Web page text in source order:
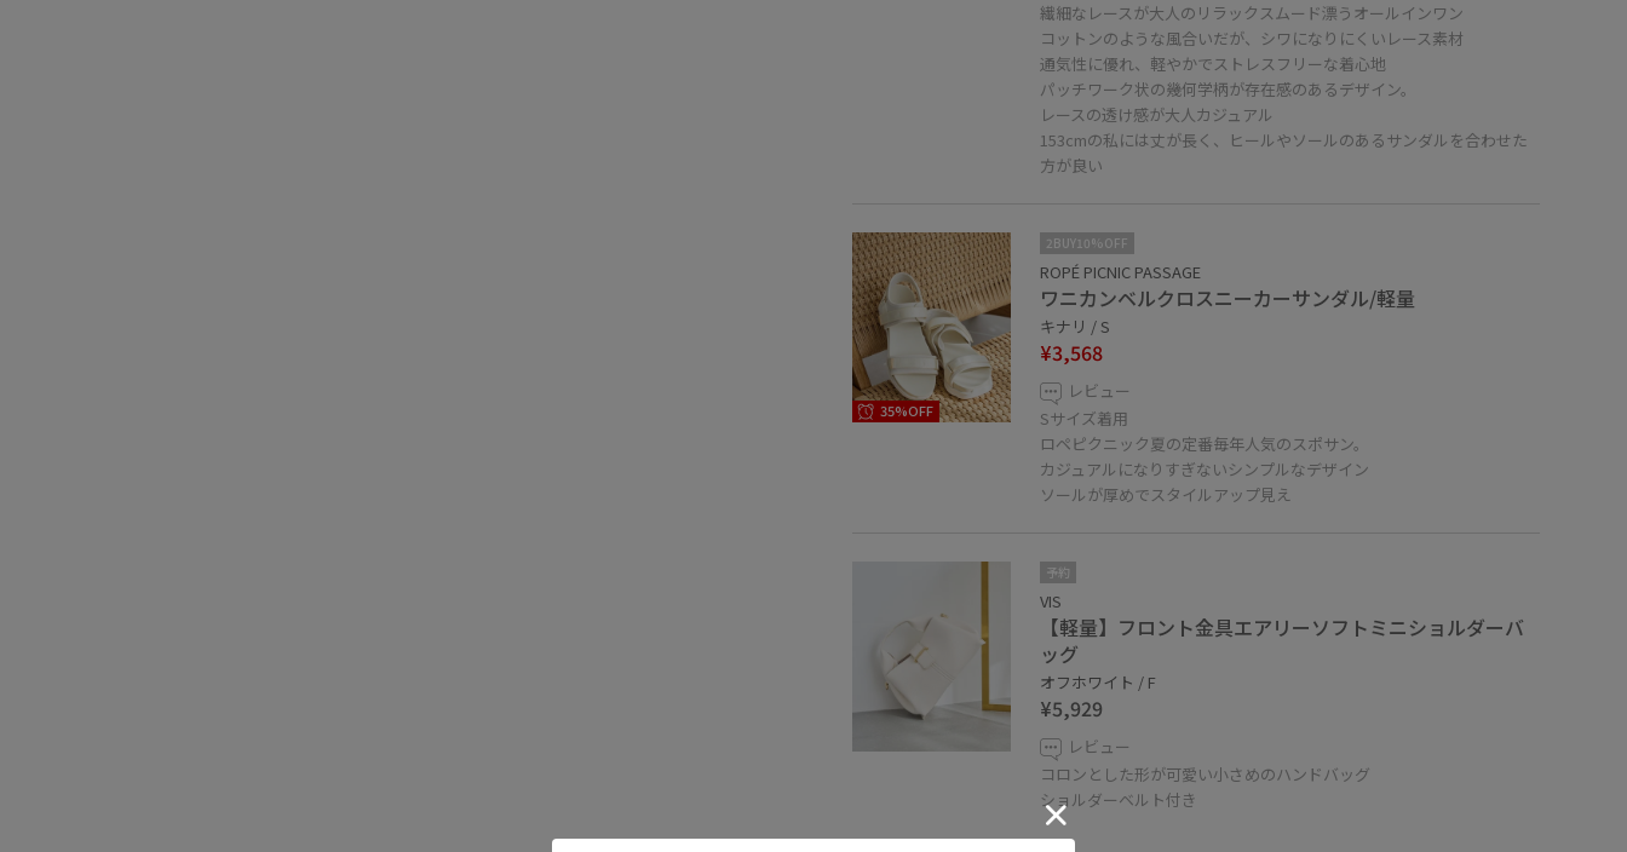
繊細なレースが大人のリラックスムード漂うオールインワン
コットンのような風合いだが、シワになりにくいレース素材
通気性に優れ、軽やかでストレスフリーな着心地
パッチワーク状の幾何学柄が存在感のあるデザイン。
レースの透け感が大人カジュアル
153cmの私には丈が長く、ヒールやソールのあるサンダルを合わせた
方が良い
35%OFF
2BUY10%OFF
ROPÉ PICNIC PASSAGE
ワニカンベルクロスニーカーサンダル/軽量
キナリ / S
¥3,568
レビュー
Sサイズ着用
ロペピクニック夏の定番毎年人気のスポサン。
カジュアルになりすぎないシンプルなデザイン
ソールが厚めでスタイルアップ見え
予約
VIS
【軽量】フロント金具エアリーソフトミニショルダーバ
ッグ
オフホワイト / F
¥5,929
レビュー
コロンとした形が可愛い小さめのハンドバッグ
ショルダーベルト付き